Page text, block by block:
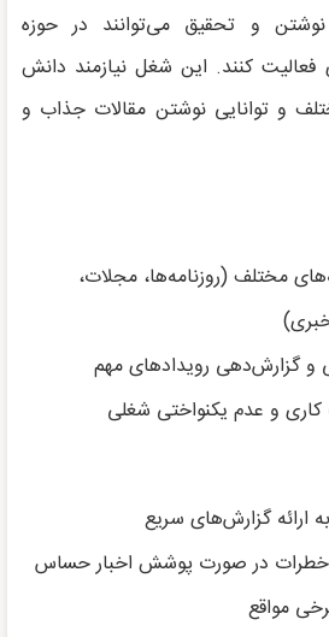
نوشتن و تحقیق می‌توانند در حوزه
فعالیت کنند. این شغل نیازمند دانش
و توانایی نوشتن مقالات جذاب و
مختلف (روزنامه‌ها، مجلات،
و گزارش‌دهی رویدادهای مهم
و عدم یکنواختی شغلی
ارائه گزارش‌های سریع
خطرات در صورت پوشش اخبار حساس
مواقع